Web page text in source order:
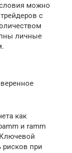
можно
с
личные
как
и ramm
рисков при